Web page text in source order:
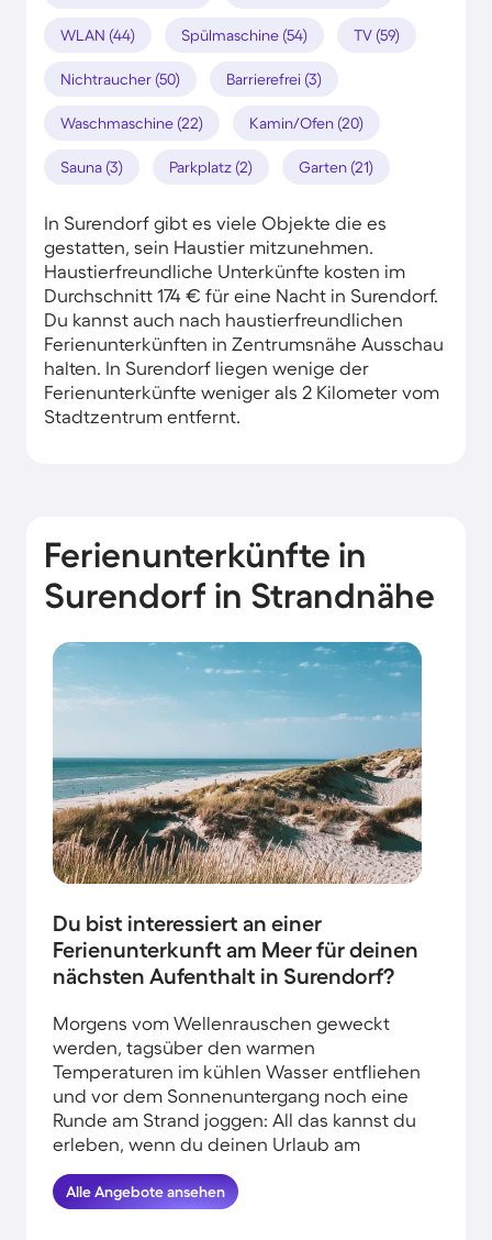
WLAN (44) Spülmaschine (54) TV (59)
Nichtraucher (50) Barrierefrei (3)
Waschmaschine (22) Kamin/Ofen (20)
Sauna (3) Parkplatz (2) Garten (21)
In Surendorf gibt es viele Objekte die es
gestatten, sein Haustier mitzunehmen.
Haustierfreundliche Unterkünfte kosten im
Durchschnitt 174 € für eine Nacht in Surendorf.
Du kannst auch nach haustierfreundlichen
Ferienunterkünften in Zentrumsnähe Ausschau
halten. In Surendorf liegen wenige der
Ferienunterkünfte weniger als 2 Kilometer vom
Stadtzentrum entfernt.
Ferienunterkünfte in
Surendorf in Strandnähe
Du bist interessiert an einer
Ferienunterkunft am Meer für deinen
nächsten Aufenthalt in Surendorf?
Morgens vom Wellenrauschen geweckt
werden, tagsüber den warmen
Temperaturen im kühlen Wasser entfliehen
und vor dem Sonnenuntergang noch eine
Runde am Strand joggen: All das kannst du
erleben, wenn du deinen Urlaub am
hat für dich die besten Angebote
herausgesucht. Finde hier die schönsten
Alle Angebote ansehen